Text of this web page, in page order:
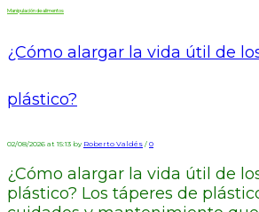
Manipulación de alimentos
¿Cómo alargar la vida útil de
plástico?
02/08/2026 at 15:13 by Roberto Valdés / 0
¿Cómo alargar la vida útil de
plástico? Los táperes de